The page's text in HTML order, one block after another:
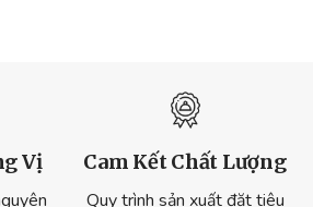
Vị Cam Kết Chất Lượng
Quy trình sản xuất đặt tiêu